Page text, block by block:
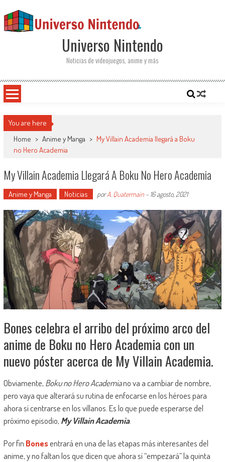
Universo Nintendo
Noticias de videojuegos, anime y más
You are here
Home > Anime y Manga > My Villain Academia llegará a Boku
no Hero Academia
My Villain Academia Llegará A Boku No Hero Academia
Anime y Manga Noticias porA. Quatermain- 16 agosto, 2021
Bones celebra el arribo del próximo arco del
anime de Boku no Hero Academia con un
nuevo póster acerca de My Villain Academia.
Obviamente, Boku no Hero Academiano va a cambiar de nombre,
pero vaya que alterará su rutina de enfocarse en los héroes para
ahora sí centrarse en los villanos. Es lo que puede esperarse del
próximo episodio, My Villain Academia.
Por fin Bonesentrará en una de las etapas más interesantes del
anime, y no faltan los que dicen que ahora sí “empezará” la quinta